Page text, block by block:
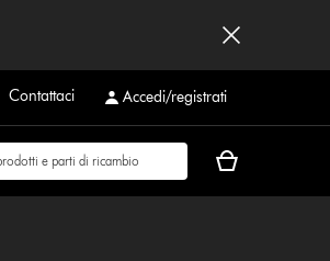
Contattaci Accedi/registrati
Il